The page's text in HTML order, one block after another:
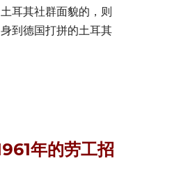
耳其社群面貌的，则
到德国打拼的土耳其
年的劳工招